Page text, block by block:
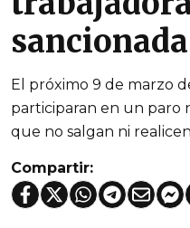
El próximo 9 de marzo
participaran en un paro
que no salgan ni
Compartir: